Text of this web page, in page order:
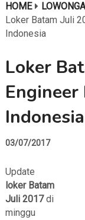
HOME
Loker Batam Juli
Indonesia
Loker
Engineer
Indonesia
03/07/2017
Update
loker Batam
Juli 2017di
minggu